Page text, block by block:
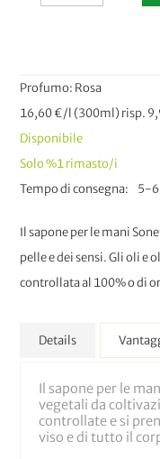
Il sapone per le mani
pelle e dei sensi. Gli oli e
controllata al 100% o di
Profumo: Rosa
16,60 €/l (300ml) risp.
Disponibile
Solo%1rimasto/i
Tempo di consegna
5-
Details
Il sapone per le
vegetali da
controllate e si
viso e di tutto il